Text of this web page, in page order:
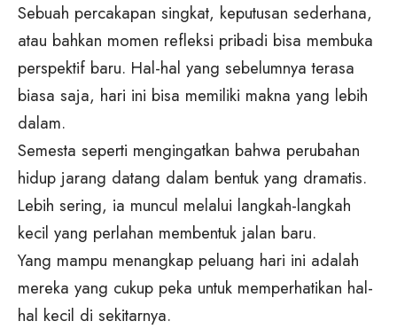
Sebuah percakapan singkat, keputusan sederhana,
atau bahkan momen refleksi pribadi bisa membuka
perspektif baru. Hal-hal yang sebelumnya terasa
biasa saja, hari ini bisa memiliki makna yang lebih
dalam.
Semesta seperti mengingatkan bahwa perubahan
hidup jarang datang dalam bentuk yang dramatis.
Lebih sering, ia muncul melalui langkah-langkah
kecil yang perlahan membentuk jalan baru.
Yang mampu menangkap peluang hari ini adalah
mereka yang cukup peka untuk memperhatikan hal-
hal kecil di sekitarnya.